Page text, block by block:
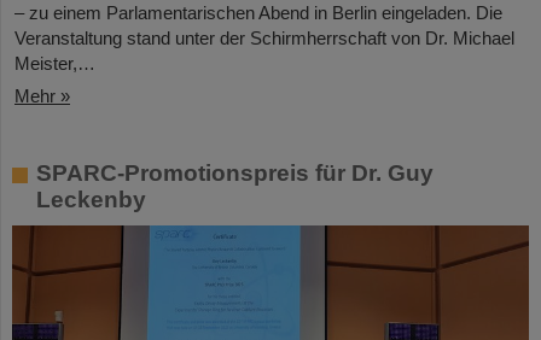
– zu einem Parlamentarischen Abend in Berlin eingeladen. Die
Veranstaltung stand unter der Schirmherrschaft von Dr. Michael
Meister,…
Mehr »
SPARC-Promotionspreis für Dr. Guy
Leckenby